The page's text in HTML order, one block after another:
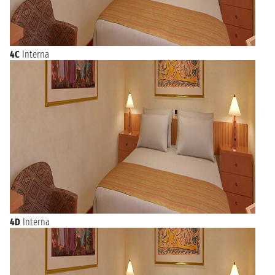
influenze in un unico delizioso piatto. Oltre ai sandwich,
Tampa vanta eccellenti ristoranti di pesce, che offrono piatti
come il grouper e il stone crab, testimoniando la ricchezza del
mare circostante.
Conclusione: partire da Tampa per una crociera
La posizione di Tampa sul Golfo del Messico ne fa un punto di
partenza ideale percrocieristi. Il porto di Tampa, facilmente
accessibile e ben organizzato, è un gateway verso destinazioni
esotiche come i Caraibi, il Messico e oltre. Combinando un
soggiorno in questa città dinamica e ricca di storia con una
crociera rilassante, i viaggiatori possono godere di una
vacanza completa che unisce cultura, avventura e relax.
4C Interna
4D Interna